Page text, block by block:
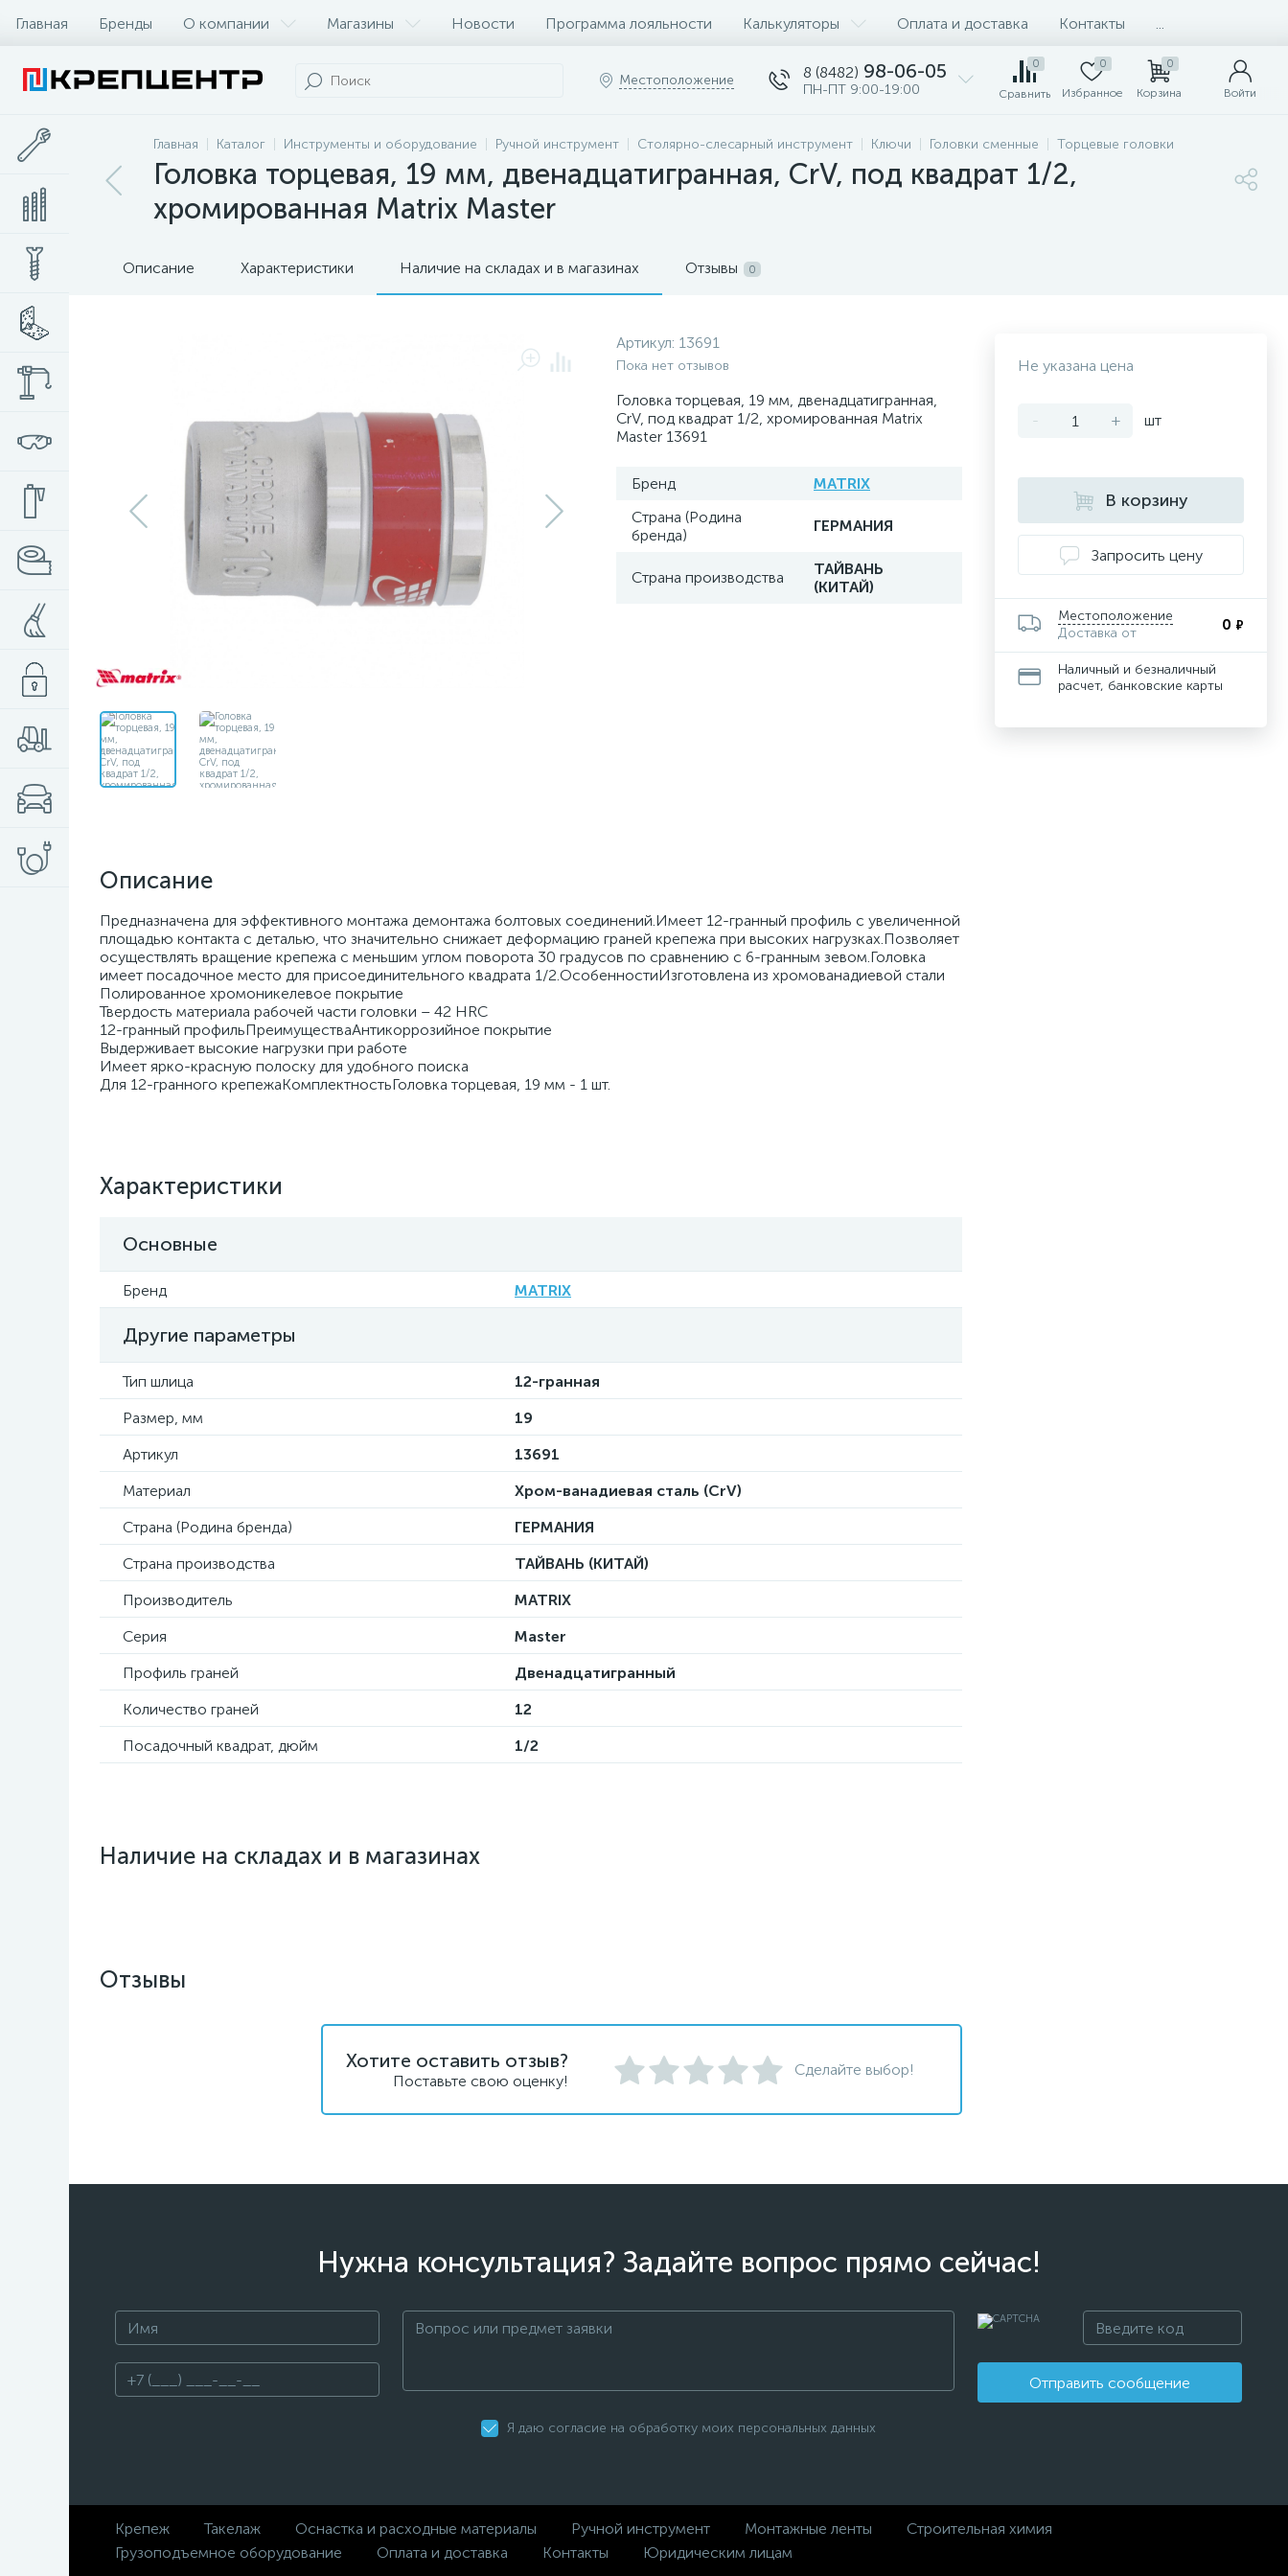
Главная Бренды О компании Магазины Новости Программа лояльности Калькуляторы Оплата и доставка Контакты
Местоположение 8 (8482) 98-06-05
ПН-ПТ 9:00-19:00
0
Сравнить
0
Избранное
0
Корзина Войти
Главная Каталог Инструменты и оборудование Ручной инструмент Столярно-слесарный инструмент Ключи Головки сменные Торцевые головки
Головка торцевая, 19 мм, двенадцатигранная, CrV, под квадрат 1/2,
хромированная Matrix Master
Описание Характеристики Наличие на складах и в магазинах Отзывы 0
Артикул: 13691
Пока нет отзывов
Головка торцевая, 19 мм, двенадцатигранная,
CrV, под квадрат 1/2, хромированная Matrix
Master 13691
Бренд
MATRIX
Страна (Родина
бренда)
ГЕРМАНИЯ
Страна производства
ТАЙВАНЬ
(КИТАЙ)
Описание
Предназначена для эффективного монтажа демонтажа болтовых соединений.Имеет 12-гранный профиль с увеличенной
площадью контакта с деталью, что значительно снижает деформацию граней крепежа при высоких нагрузках.Позволяет
осуществлять вращение крепежа с меньшим углом поворота 30 градусов по сравнению с 6-гранным зевом.Головка
имеет посадочное место для присоединительного квадрата 1/2.ОсобенностиИзготовлена из хромованадиевой стали
Полированное хромоникелевое покрытие
Твердость материала рабочей части головки – 42 HRС
12-гранный профильПреимуществаАнтикоррозийное покрытие
Выдерживает высокие нагрузки при работе
Имеет ярко-красную полоску для удобного поиска
Для 12-гранного крепежаКомплектностьГоловка торцевая, 19 мм - 1 шт.
Характеристики
Основные
Бренд MATRIX
Другие параметры
Тип шлица
12-гранная
Размер, мм
19
Артикул
13691
Материал
Хром-ванадиевая сталь (CrV)
Страна (Родина бренда)
ГЕРМАНИЯ
Страна производства
ТАЙВАНЬ (КИТАЙ)
Производитель
MATRIX
Серия
Master
Профиль граней
Двенадцатигранный
Количество граней
12
Посадочный квадрат, дюйм
1/2
Наличие на складах и в магазинах
Не указана цена
- + шт
В корзину
Запросить цену
Местоположение
Доставка от
0 ₽
Наличный и безналичный
расчет, банковские карты
Отзывы
Хотите оставить отзыв?
Поставьте свою оценку!
Сделайте выбор!
Нужна консультация? Задайте вопрос прямо сейчас!
Отправить сообщение
Я даю согласие на обработку моих персональных данных
Крепеж Такелаж Оснастка и расходные материалы Ручной инструмент Монтажные ленты
Строительная химия
Грузоподъемное оборудование
Оплата и доставка Контакты Юридическим лицам